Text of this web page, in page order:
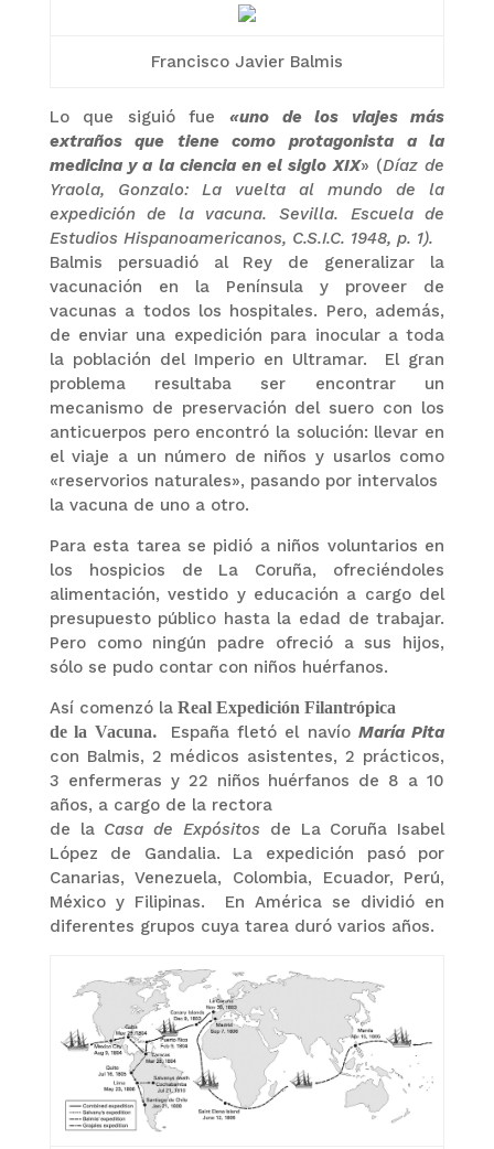
Francisco Javier Balmis
Lo que siguió fue «uno de los viajes más
extraños que tiene como protagonista a la
medicina y a la ciencia en el siglo XIX» (Díaz de
Yraola, Gonzalo: La vuelta al mundo de la
expedición de la vacuna. Sevilla. Escuela de
Estudios Hispanoamericanos, C.S.I.C. 1948, p. 1).
Balmis persuadió al Rey de generalizar la
vacunación en la Península y proveer de
vacunas a todos los hospitales. Pero, además,
de enviar una expedición para inocular a toda
la población del Imperio en Ultramar. El gran
problema resultaba ser encontrar un
mecanismo de preservación del suero con los
anticuerpos pero encontró la solución: llevar en
el viaje a un número de niños y usarlos como
«reservorios naturales», pasando por intervalos
la vacuna de uno a otro.
Para esta tarea se pidió a niños voluntarios en
los hospicios de La Coruña, ofreciéndoles
alimentación, vestido y educación a cargo del
presupuesto público hasta la edad de trabajar.
Pero como ningún padre ofreció a sus hijos,
sólo se pudo contar con niños huérfanos.
Así comenzó laReal Expedición Filantrópica
de la Vacuna. España fletó el navío María Pita
con Balmis, 2 médicos asistentes, 2 prácticos,
3 enfermeras y 22 niños huérfanos de 8 a 10
años, a cargo de la rectora
de la Casa de Expósitos de La Coruña Isabel
López de Gandalia. La expedición pasó por
Canarias, Venezuela, Colombia, Ecuador, Perú,
México y Filipinas. En América se dividió en
diferentes grupos cuya tarea duró varios años.